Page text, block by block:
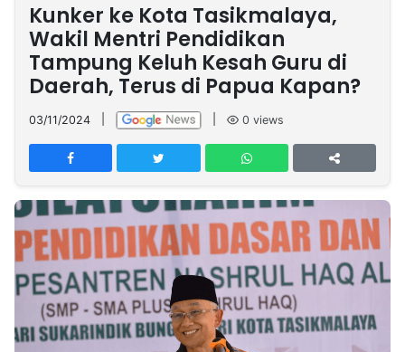
Nasional
International
Olahraga
Entertainment
Daerah
Pariwisata
Kuliner
Kolom
Network
PT
TREETAN
MULTIMEDIA
INDONESIA
Partner
Insight
Suara
Time
Lens
Daily
Jogja
Jalan
Rakyat
Idealita
News
Kita
Notice
Dinamikapost.com
Radar
Seedbacklink
Kunker ke Kota Tasikmalaya,
Wakil Mentri Pendidikan
Tampung Keluh Kesah Guru di
Daerah, Terus di Papua Kapan?
03/11/2024 0 views